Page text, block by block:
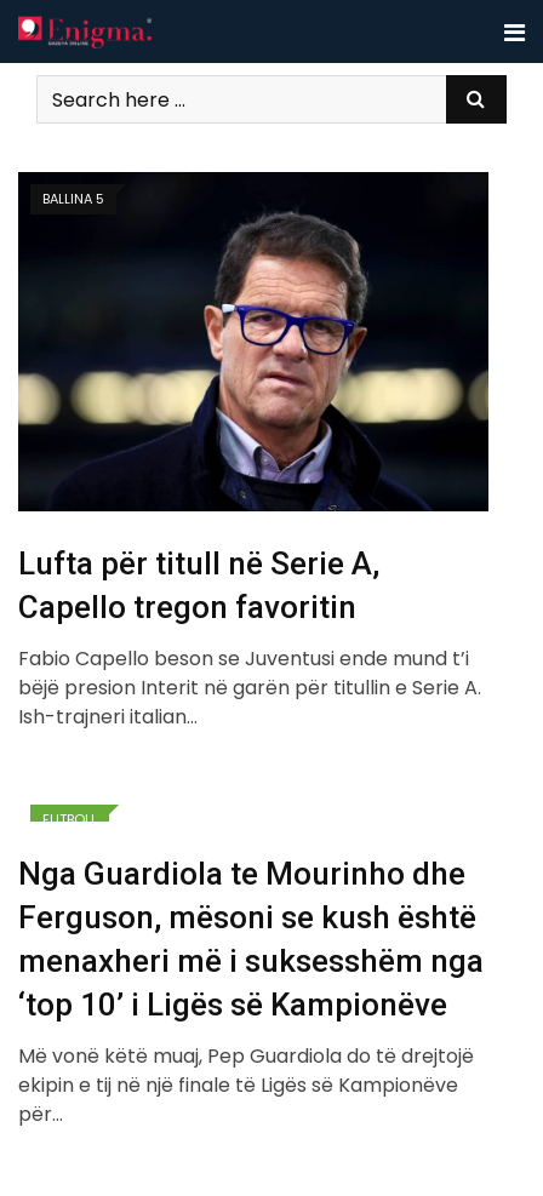
Skip
to
content
BALLINA 5
Lufta për titull në Serie A,
Capello tregon favoritin
Fabio Capello beson se Juventusi ende mund t’i
bëjë presion Interit në garën për titullin e Serie A.
Ish-trajneri italian…
FUTBOLL
Nga Guardiola te Mourinho dhe
Ferguson, mësoni se kush është
menaxheri më i suksesshëm nga
‘top 10’ i Ligës së Kampionëve
Më vonë këtë muaj, Pep Guardiola do të drejtojë
ekipin e tij në një finale të Ligës së Kampionëve
për…